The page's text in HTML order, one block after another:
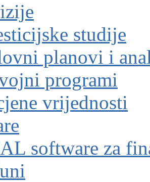
studije
planovi i
programi
vrijednosti
software za